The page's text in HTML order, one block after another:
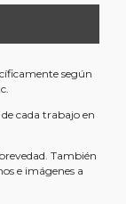
según
cada trabajo en
También
e imágenes a